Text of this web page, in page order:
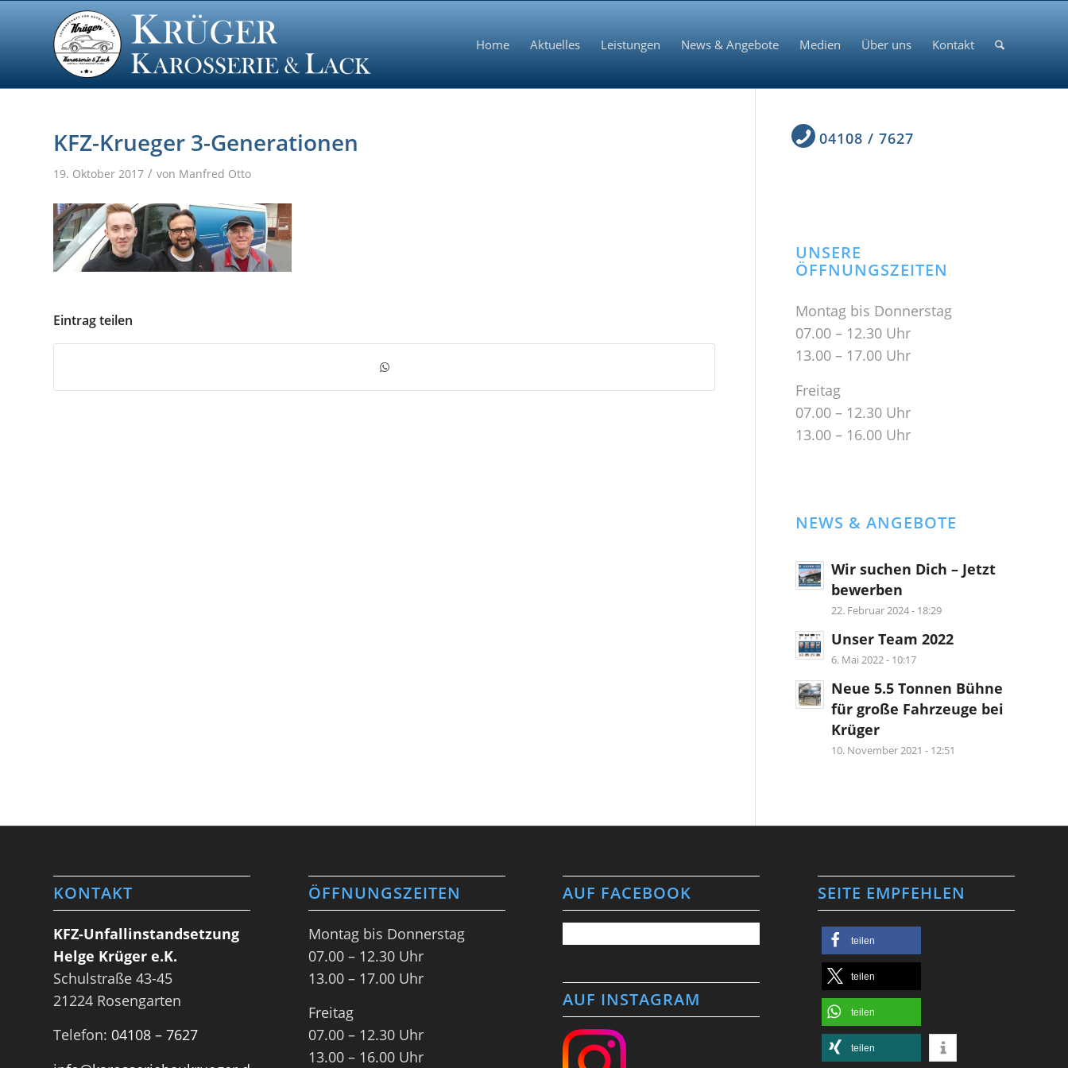
Home Aktuelles Leistungen News & Angebote Medien Über uns Kontakt
KFZ-Krueger 3-Generationen
19. Oktober 2017 / von Manfred Otto
Eintrag teilen
04108 / 7627
UNSERE
ÖFFNUNGSZEITEN
Montag bis Donnerstag
07.00 – 12.30 Uhr
13.00 – 17.00 Uhr
Freitag
07.00 – 12.30 Uhr
13.00 – 16.00 Uhr
NEWS & ANGEBOTE
Wir suchen Dich – Jetzt
bewerben
22. Februar 2024 - 18:29
Unser Team 2022
6. Mai 2022 - 10:17
Neue 5.5 Tonnen Bühne
für große Fahrzeuge bei
Krüger
10. November 2021 - 12:51
KONTAKT
KFZ-Unfallinstandsetzung
Helge Krüger e.K.
Schulstraße 43-45
21224 Rosengarten
Telefon: 04108 – 7627
ÖFFNUNGSZEITEN
Montag bis Donnerstag
07.00 – 12.30 Uhr
13.00 – 17.00 Uhr
Freitag
07.00 – 12.30 Uhr
13.00 – 16.00 Uhr
AUF FACEBOOK
AUF INSTAGRAM
SEITE EMPFEHLEN
teilen
teilen
teilen
teilen